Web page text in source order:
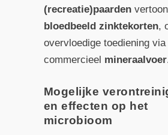
(recreatie)paarden
bloedbeeld zinktekorten,
overvloedige toediening via
commercieel mineraalvoer
Mogelijke
en effecten op het
microbioom